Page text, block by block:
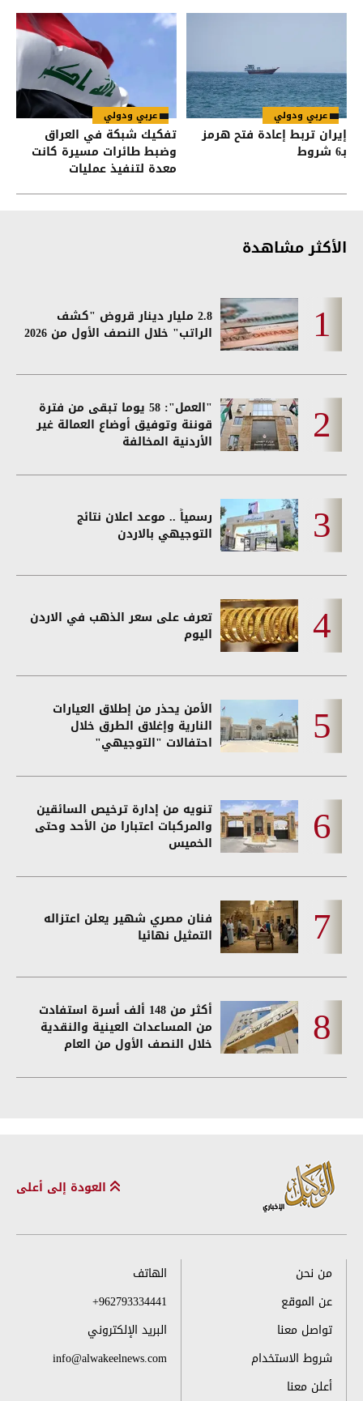
عربي ودولي
إيران تربط إعادة فتح هرمز
بـ6 شروط
عربي ودولي
تفكيك شبكة في العراق
وضبط طائرات مسيرة كانت
معدة لتنفيذ عمليات
الأكثر مشاهدة
2.8 مليار دينار قروض "كشف
الراتب" خلال النصف الأول من 2026
"العمل": 58 يوما تبقى من فترة
قوننة وتوفيق أوضاع العمالة غير
الأردنية المخالفة
رسمياً .. موعد اعلان نتائج
التوجيهي بالاردن
تعرف على سعر الذهب في الاردن
اليوم
الأمن يحذر من إطلاق العيارات
النارية وإغلاق الطرق خلال
احتفالات "التوجيهي"
تنويه من إدارة ترخيص السائقين
والمركبات اعتبارا من الأحد وحتى
الخميس
فنان مصري شهير يعلن اعتزاله
التمثيل نهائيا
أكثر من 148 ألف أسرة استفادت
من المساعدات العينية والنقدية
خلال النصف الأول من العام
العودة إلى أعلى
من نحن
عن الموقع
تواصل معنا
شروط الاستخدام
أعلن معنا
الهاتف
+962793334441
البريد الإلكتروني
info@alwakeelnews.com